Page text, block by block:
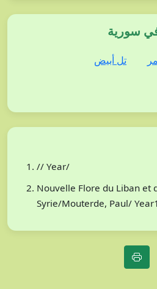
سورية
تل أبيض
// Year/
Nouvelle Flore du Liban et
Syrie/Mouterde, Paul/